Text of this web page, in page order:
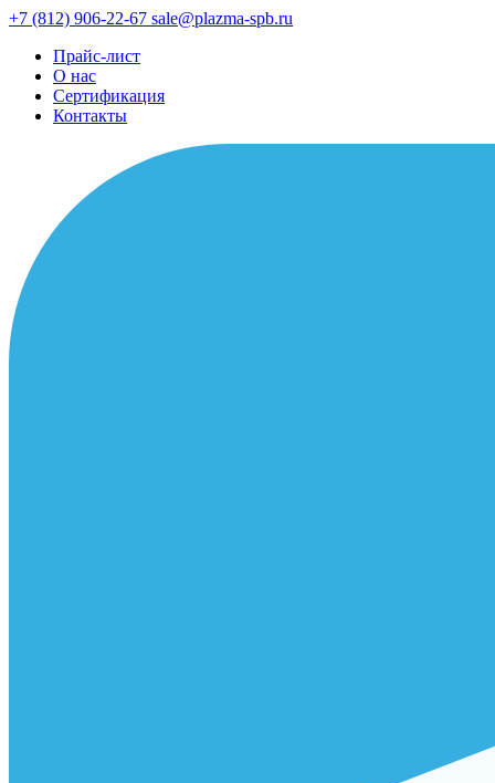
+7 (812) 906-22-67 sale@plazma-spb.ru
Прайс-лист
О нас
Сертификация
Контакты